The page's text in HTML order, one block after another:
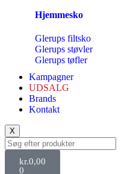
Hjemmesko
Glerups filtsko
Glerups støvler
Glerups tøfler
Kampagner
UDSALG
Brands
Kontakt
X
kr.0,00
0